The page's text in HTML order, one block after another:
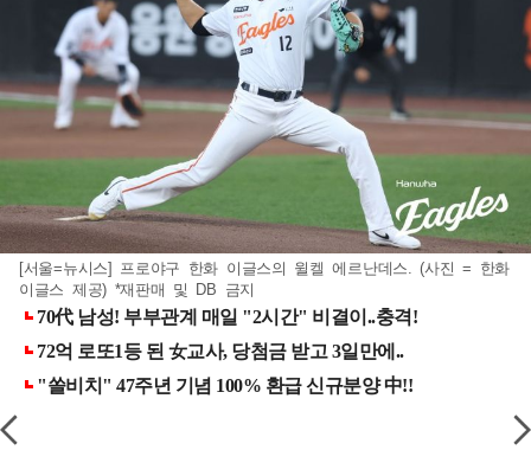
[서울=뉴시스] 프로야구 한화 이글스의 윌켈 에르난데스. (사진 = 한화
이글스 제공) *재판매 및 DB 금지